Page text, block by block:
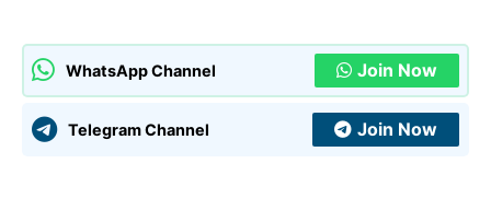
WhatsApp Channel Join Now
Telegram Channel Join Now